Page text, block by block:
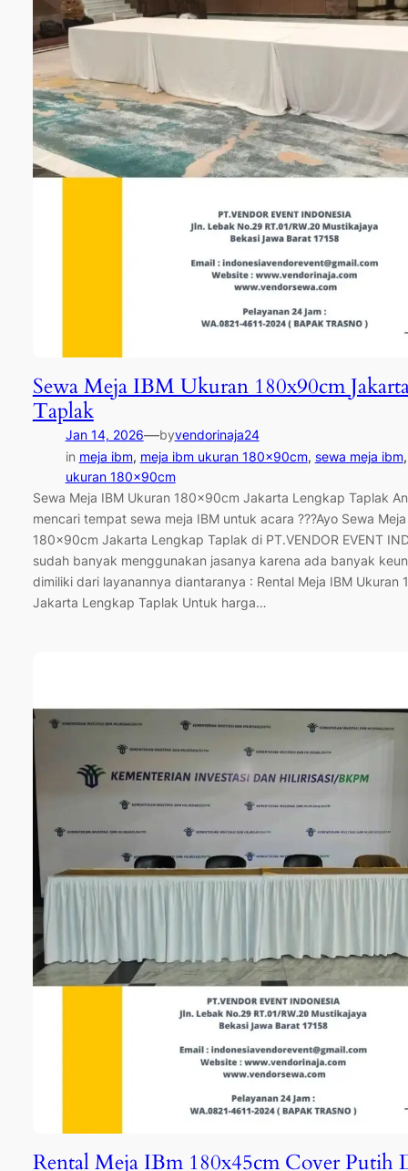
Sewa Meja IBM Ukuran 180x90cm
Taplak
Jan 14, 2026—byvendorinaja24
in meja ibm, meja ibm ukuran 180x90cm, sewa meja ibm
ukuran 180x90cm
Sewa Meja IBM Ukuran 180x90cm Jakarta Lengkap Taplak
mencari tempat sewa meja IBM untuk acara ???Ayo Sewa
180x90cm Jakarta Lengkap Taplak di PT.VENDOR EVENT
sudah banyak menggunakan jasanya karena ada banyak
dimiliki dari layanannya diantaranya : Rental Meja IBM Ukuran
Jakarta Lengkap Taplak Untuk harga…
Rental Meja IBm 180x45cm Cover Putih